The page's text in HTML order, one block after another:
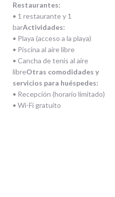
Restaurantes:
• 1 restaurante y 1
barActividades:
• Playa (acceso a la playa)
• Piscina al aire libre
• Cancha de tenis al aire
libreOtras comodidades y
servicios para huéspedes:
• Recepción (horario limitado)
• Wi-Fi gratuito